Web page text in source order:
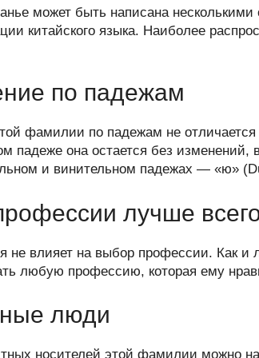
может быть написана
китайского языка. Наиболее
по падежам
фамилии по падежам не
падеже она остается без
и винительном падежах — «ю»
лучше
не влияет на выбор профессии. Как и
любую профессию, которая ему
люди
носителей этой фамилии можно